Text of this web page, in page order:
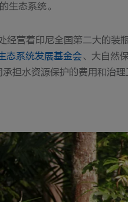
生态系统。
经营着印尼全国第二大的装
态系统发展基金会、大自然
担水资源保护的费用和治